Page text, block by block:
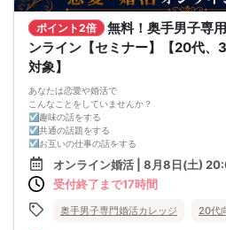
10. イベント中止に伴うユーザーへの返金額は、
泊費、通信費等の返金は行いません。
11. 領収書の発行はいたしかねます。
お申し込みが完了した時点で上記すべての事項
8/8(土)30代メイン夜コン彦根
ポイント2倍
無料！奥手男子専
ンライン【セミナー】【20代
対象】
あなたは恋愛や婚活で
こんなことをしていませんか？
☑趣味の話をする
☑共通の話題をする
☑お互いの仕事の話をする
☑家族や将来について話をする
☑食事の話をする
☑好印象に思ってもらうために
☑経験を積むために出会いの数を増やす
オンライン婚活 | 8月8日(土)
受付終了まで17時間
奥手男子専門婚活カレッジ 20代